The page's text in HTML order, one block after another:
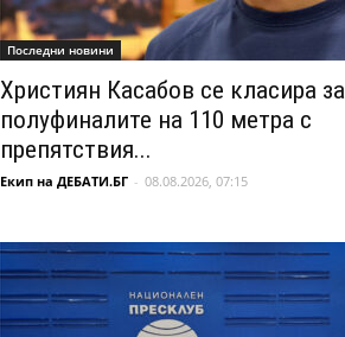
Последни новини
Християн Касабов се класира за
полуфиналите на 110 метра с
препятствия...
Екип на ДЕБАТИ.БГ - 08.08.2026, 07:15